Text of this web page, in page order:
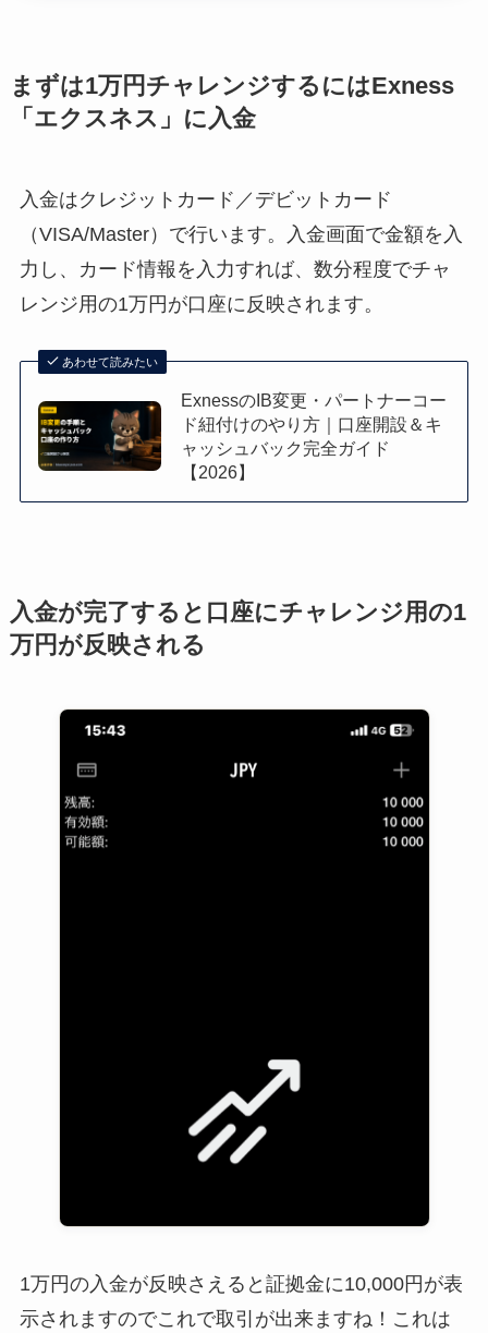
まずは1万円チャレンジするにはExness
「エクスネス」に入金
入金はクレジットカード／デビットカード
（VISA/Master）で行います。入金画面で金額を入
力し、カード情報を入力すれば、数分程度でチャ
レンジ用の1万円が口座に反映されます。
あわせて読みたい
ExnessのIB変更・パートナーコー
ド紐付けのやり方｜口座開設＆キ
ャッシュバック完全ガイド
【2026】
入金が完了すると口座にチャレンジ用の1
万円が反映される
1万円の入金が反映さえると証拠金に10,000円が表
示されますのでこれで取引が出来ますね！これは